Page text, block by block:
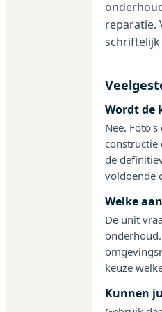
reparatie.
Wordt de
Nee.
constructie
de
voldoende
Welke
De unit
keuze
Kunnen